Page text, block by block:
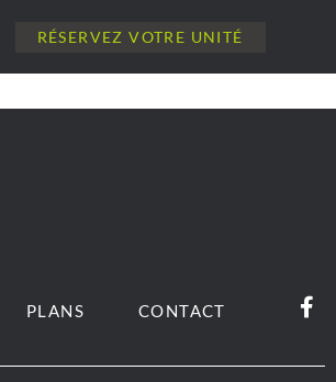
RÉSERVEZ VOTRE UNITÉ
PLANS CONTACT